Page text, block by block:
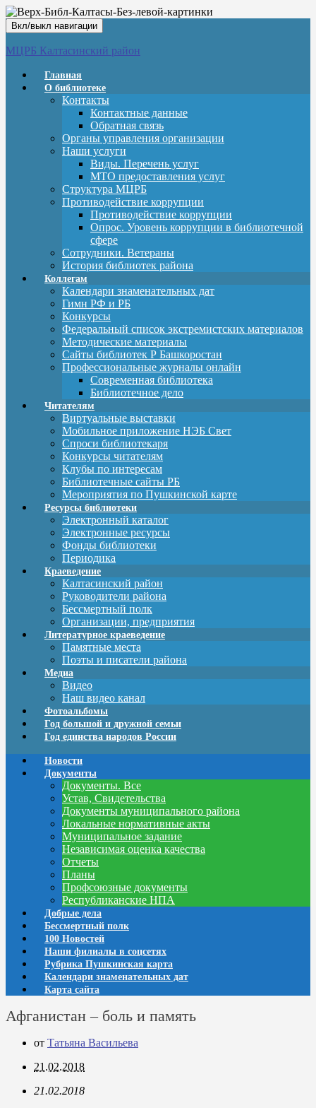
Вкл/выкл навигации
МЦРБ Калтасинский район
Главная
О библиотеке
Контакты
Контактные данные
Обратная связь
Органы управления организации
Наши услуги
Виды. Перечень услуг
МТО предоставления услуг
Структура МЦРБ
Противодействие коррупции
Противодействие коррупции
Опрос. Уровень коррупции в библиотечной
сфере
Сотрудники. Ветераны
История библиотек района
Коллегам
Календари знаменательных дат
Гимн РФ и РБ
Конкурсы
Федеральный список экстремистских материалов
Методические материалы
Сайты библиотек Р Башкоростан
Профессиональные журналы онлайн
Современная библиотека
Библиотечное дело
Читателям
Виртуальные выставки
Мобильное приложение НЭБ Свет
Спроси библиотекаря
Конкурсы читателям
Клубы по интересам
Библиотечные сайты РБ
Мероприятия по Пушкинской карте
Ресурсы библиотеки
Электронный каталог
Электронные ресурсы
Фонды библиотеки
Периодика
Краеведение
Калтасинский район
Руководители района
Бессмертный полк
Организации, предприятия
Литературное краеведение
Памятные места
Поэты и писатели района
Медиа
Видео
Наш видео канал
Фотоальбомы
Год большой и дружной семьи
Год единства народов России
Новости
Документы
Документы. Все
Устав, Свидетельства
Документы муниципального района
Локальные нормативные акты
Муниципальное задание
Независимая оценка качества
Отчеты
Планы
Профсоюзные документы
Республиканские НПА
Добрые дела
Бессмертный полк
100 Новостей
Наши филиалы в соцсетях
Рубрика Пушкинская карта
Календари знаменательных дат
Карта сайта
Афганистан – боль и память
от Татьяна Васильева
21.02.2018
21.02.2018